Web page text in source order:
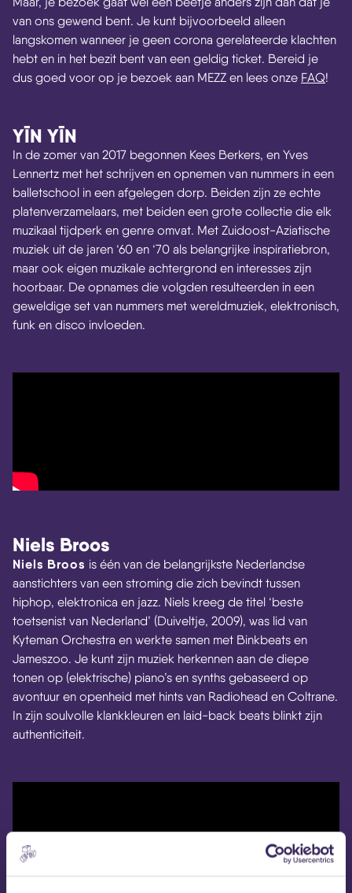
van ons gewend bent. Je kunt bijvoorbeeld alleen
langskomen wanneer je geen corona gerelateerde klachten
hebt en in het bezit bent van een geldig ticket. Bereid je
dus goed voor op je bezoek aan MEZZ en lees onze FAQ!
YĪN YĪN
In de zomer van 2017 begonnen Kees Berkers, en Yves
Lennertz met het schrijven en opnemen van nummers in een
balletschool in een afgelegen dorp. Beiden zijn ze echte
platenverzamelaars, met beiden een grote collectie die elk
muzikaal tijdperk en genre omvat. Met Zuidoost-Aziatische
muziek uit de jaren ‘60 en ‘70 als belangrijke inspiratiebron,
maar ook eigen muzikale achtergrond en interesses zijn
hoorbaar. De opnames die volgden resulteerden in een
geweldige set van nummers met wereldmuziek, elektronisch,
funk en disco invloeden.
Niels Broos
Niels Broos is één van de belangrijkste Nederlandse
aanstichters van een stroming die zich bevindt tussen
hiphop, elektronica en jazz. Niels kreeg de titel ‘beste
toetsenist van Nederland’ (Duiveltje, 2009), was lid van
Kyteman Orchestra en werkte samen met Binkbeats en
Jameszoo. Je kunt zijn muziek herkennen aan de diepe
tonen op (elektrische) piano’s en synths gebaseerd op
avontuur en openheid met hints van Radiohead en Coltrane.
In zijn soulvolle klankkleuren en laid-back beats blinkt zijn
authenticiteit.